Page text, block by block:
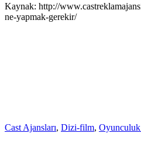
Kaynak: http://
ne-yapmak-gerekir/
Cast Ajansları, Dizi-film, Oyunculuk